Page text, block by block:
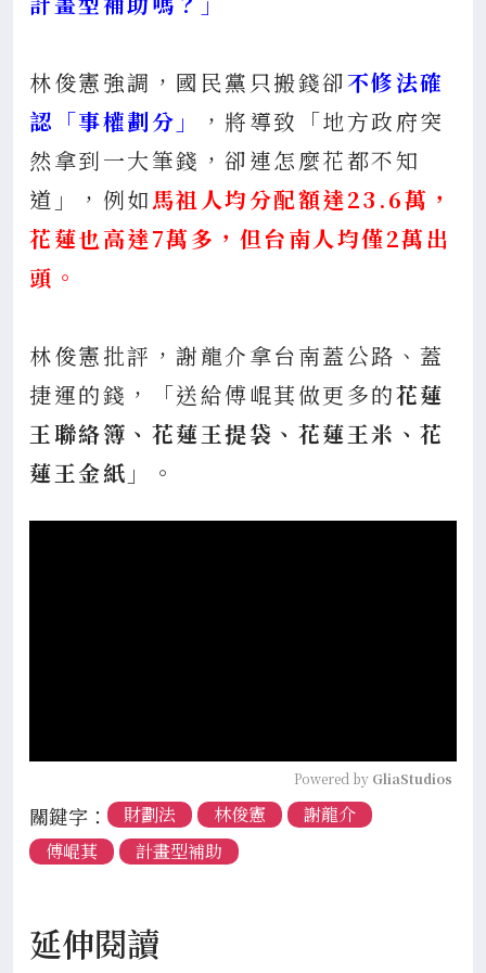
林俊憲強調，國民黨只搬錢卻不修法確
認「事權劃分」
，將導致「地方政府突
然拿到一大筆錢，卻連怎麼花都不知
道」，例如馬祖人均分配額達23.6萬，
花蓮也高達7萬多，但台南人均僅2萬出
頭。
林俊憲批評，謝龍介拿台南蓋公路、蓋
捷運的錢，「送給傅崐萁做更多的花蓮
王聯絡簿、花蓮王提袋、花蓮王米、花
蓮王金紙 」。
Powered by GliaStudios
關鍵字： 財劃法 林俊憲
謝龍介
傅崐萁
計畫型補助
延伸閱讀